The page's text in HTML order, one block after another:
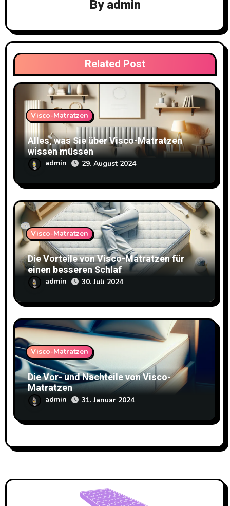
Byadmin
Related Post
Visco-Matratzen
Alles, was Sie über Visco-Matratzen
wissen müssen
admin 29. August 2024
Visco-Matratzen
Die Vorteile von Visco-Matratzen für
einen besseren Schlaf
admin 30. Juli 2024
Visco-Matratzen
Die Vor- und Nachteile von Visco-
Matratzen
admin 31. Januar 2024